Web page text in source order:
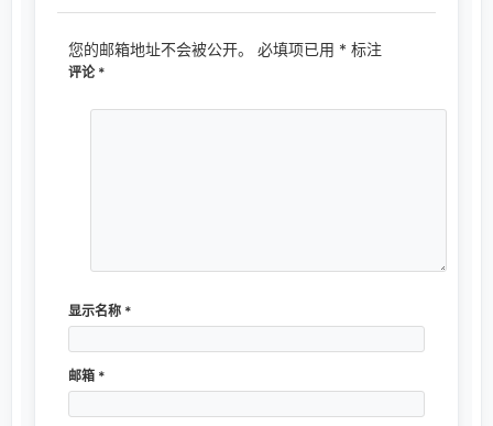
您的邮箱地址不会被公开。 必填项已用 * 标注
评论 *
显示名称 *
邮箱 *